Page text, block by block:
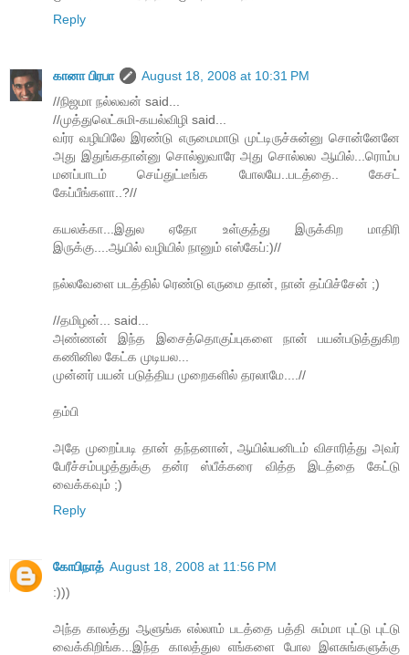
Reply
கானா பிரபா
August 18, 2008 at 10:31 PM
//நிஜமா நல்லவன் said...
//முத்துலெட்சுமி-கயல்விழி said...
வர்ர வழியிலே இரண்டு எருமைமாடு முட்டிருச்சுன்னு சொன்னேனே
அது இதுங்கதான்னு சொல்லுவாரே அது சொல்லல ஆயில்...ரொம்ப
மனப்பாடம் செய்துட்டீங்க போலயே..படத்தை.. கேசட்
கேப்பீங்களா..?//
கயலக்கா...இதுல ஏதோ உள்குத்து இருக்கிற மாதிரி
இருக்கு....ஆயில் வழியில் நானும் எஸ்கேப்:)//
நல்லவேளை படத்தில் ரெண்டு எருமை தான், நான் தப்பிச்சேன் ;)
//தமிழன்... said...
அண்ணன் இந்த இசைத்தொகுப்புகளை நான் பயன்படுத்துகிற
கணினில கேட்க முடியல...
முன்னர் பயன் படுத்திய முறைகளில் தரலாமே....//
தம்பி
அதே முறைப்படி தான் தந்தனான், ஆயில்யனிடம் விசாரித்து அவர்
பேரீச்சம்பழத்துக்கு தன்ர ஸ்பீக்கரை வித்த இடத்தை கேட்டு
வைக்கவும் ;)
Reply
கோபிநாத் August 18, 2008 at 11:56 PM
:)))
அந்த காலத்து ஆளுங்க எல்லாம் படத்தை பத்தி சும்மா புட்டு புட்டு
வைக்கிறிங்க...இந்த காலத்துல எங்களை போல இளசுங்களுக்கு